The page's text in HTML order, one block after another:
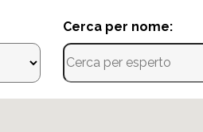
Cerca per nome: